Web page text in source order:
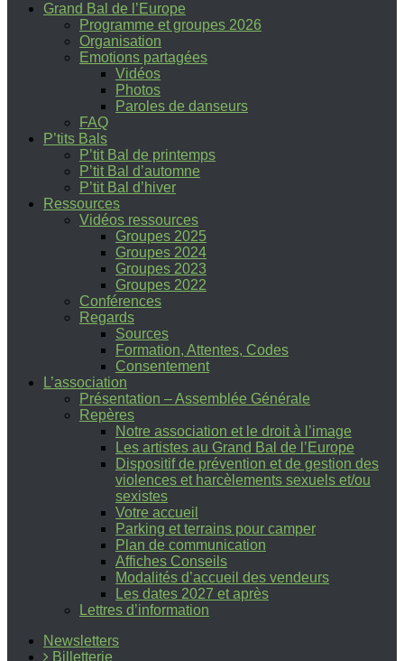
Grand Bal de l’Europe
Programme et groupes 2026
Organisation
Emotions partagées
Vidéos
Photos
Paroles de danseurs
FAQ
P’tits Bals
P’tit Bal de printemps
P’tit Bal d’automne
P’tit Bal d’hiver
Ressources
Vidéos ressources
Groupes 2025
Groupes 2024
Groupes 2023
Groupes 2022
Conférences
Regards
Sources
Formation, Attentes, Codes
Consentement
L’association
Présentation – Assemblée Générale
Repères
Notre association et le droit à l’image
Les artistes au Grand Bal de l’Europe
Dispositif de prévention et de gestion des
violences et harcèlements sexuels et/ou
sexistes
Votre accueil
Parking et terrains pour camper
Plan de communication
Affiches Conseils
Modalités d’accueil des vendeurs
Les dates 2027 et après
Lettres d’information
Newsletters
Billetterie